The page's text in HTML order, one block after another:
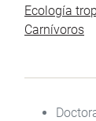
Ecología
Carnívoros